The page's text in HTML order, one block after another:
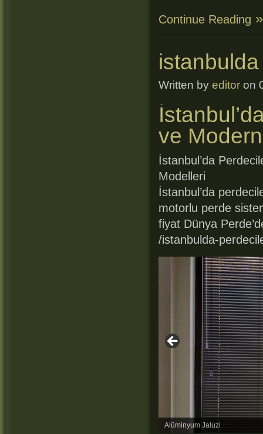
Continue Reading
Written by editor on
ve
İstanbul’da
Modelleri
İstanbul’da
motorlu perde
fiyat Dünya
/istanbulda-
Alüminyum Jaluzi